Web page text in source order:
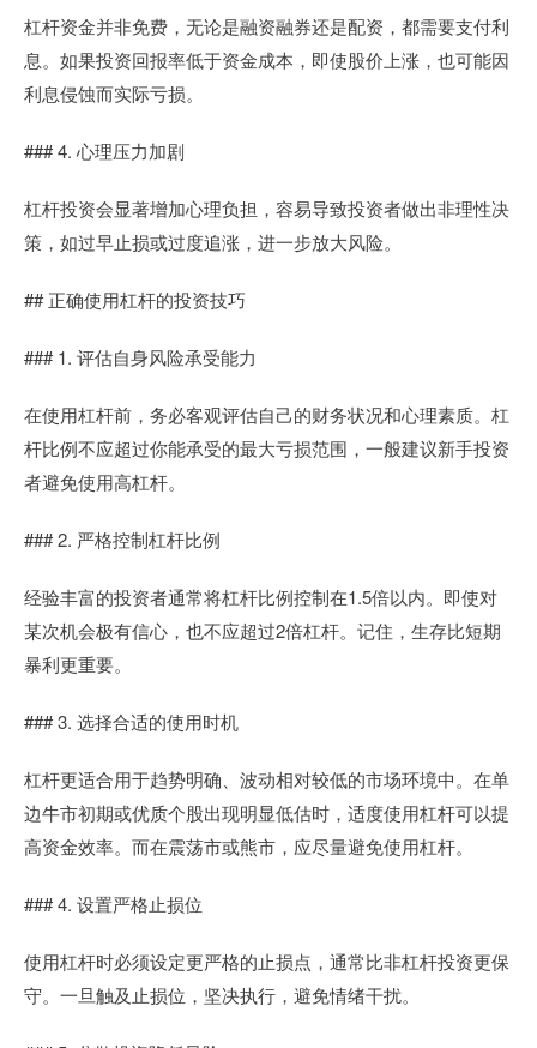
杠杆资金并非免费，无论是融资融券还是配资，都需要支付利
息。如果投资回报率低于资金成本，即使股价上涨，也可能因
利息侵蚀而实际亏损。
### 4. 心理压力加剧
杠杆投资会显著增加心理负担，容易导致投资者做出非理性决
策，如过早止损或过度追涨，进一步放大风险。
## 正确使用杠杆的投资技巧
### 1. 评估自身风险承受能力
在使用杠杆前，务必客观评估自己的财务状况和心理素质。杠
杆比例不应超过你能承受的最大亏损范围，一般建议新手投资
者避免使用高杠杆。
### 2. 严格控制杠杆比例
经验丰富的投资者通常将杠杆比例控制在1.5倍以内。即使对
某次机会极有信心，也不应超过2倍杠杆。记住，生存比短期
暴利更重要。
### 3. 选择合适的使用时机
杠杆更适合用于趋势明确、波动相对较低的市场环境中。在单
边牛市初期或优质个股出现明显低估时，适度使用杠杆可以提
高资金效率。而在震荡市或熊市，应尽量避免使用杠杆。
### 4. 设置严格止损位
使用杠杆时必须设定更严格的止损点，通常比非杠杆投资更保
守。一旦触及止损位，坚决执行，避免情绪干扰。